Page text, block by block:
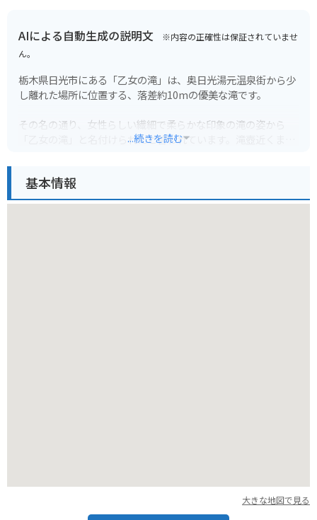
AIによる自動生成の説明文 ※内容の正確性は保証されていませ
ん。
栃木県日光市にある「乙女の滝」は、奥日光湯元温泉街から少
し離れた場所に位置する、落差約10mの優美な滝です。
その名の通り、女性らしい繊細で柔らかな印象の滝の姿から
「乙女の滝」と名付けられたと言われています。滝壺近くまで
のひとつです。
...続きを読む
基本情報
大きな地図で見る